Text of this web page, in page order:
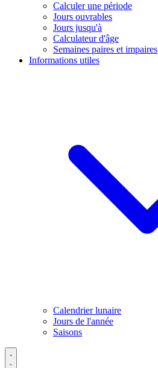
Calculer une période
Jours ouvrables
Jours jusqu'à
Calculateur d'âge
Semaines paires et impaires
Informations utiles
Calendrier lunaire
Jours de l'année
Saisons